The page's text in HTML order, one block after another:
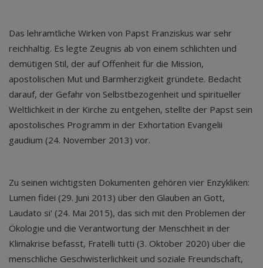
Das lehramtliche Wirken von Papst Franziskus war sehr
reichhaltig. Es legte Zeugnis ab von einem schlichten und
demütigen Stil, der auf Offenheit für die Mission,
apostolischen Mut und Barmherzigkeit gründete. Bedacht
darauf, der Gefahr von Selbstbezogenheit und spiritueller
Weltlichkeit in der Kirche zu entgehen, stellte der Papst sein
apostolisches Programm in der Exhortation Evangelii
gaudium (24. November 2013) vor.
Zu seinen wichtigsten Dokumenten gehören vier Enzykliken:
Lumen fidei (29. Juni 2013) über den Glauben an Gott,
Laudato si' (24. Mai 2015), das sich mit den Problemen der
Ökologie und die Verantwortung der Menschheit in der
Klimakrise befasst, Fratelli tutti (3. Oktober 2020) über die
menschliche Geschwisterlichkeit und soziale Freundschaft,